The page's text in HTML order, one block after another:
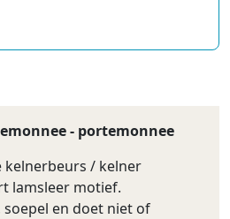
- portemonnee
kelnerbeurs / kelner
lamsleer motief.
en doet niet of